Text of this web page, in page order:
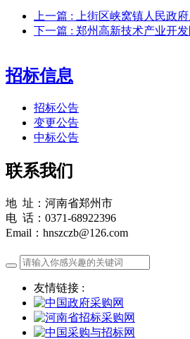
上一篇 : 上街区峡窝镇人民政
下一篇 : 郑州高新技术产业开
招标信息
招标公告
变更公告
中标公告
联系我们
地 址：河南省郑州市
电 话：0371-68922396
Email：hnszczb@126.com
友情链接 :